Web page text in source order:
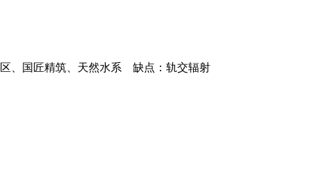
、国匠精筑、天然水系 缺点：轨交辐射